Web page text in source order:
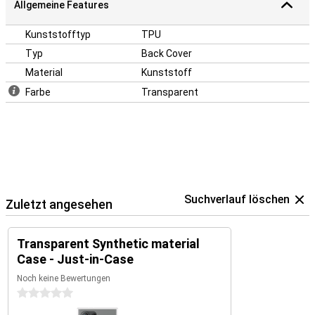
Allgemeine Features
Kunststofftyp
TPU
Typ
Back Cover
Material
Kunststoff
Farbe
Transparent
Zuletzt angesehen Suchverlauf löschen
Transparent Synthetic material
Case - Just-in-Case
Noch keine Bewertungen
0 Sterne